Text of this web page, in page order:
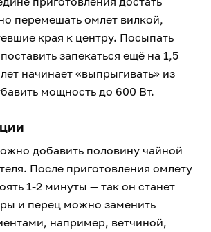
перемешать омлет вилкой,
края к центру. Посыпать
запекаться ещё на 1,5
начинает «выпрыгивать» из
мощность до 600 Вт.
добавить половину чайной
После приготовления омлету
1-2 минуты — так он станет
и перец можно заменить
например, ветчиной,